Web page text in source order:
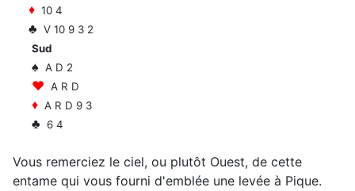
♦ 10 4
♣ V 10 9 3 2
Sud
♠ A D 2
♥ A R D
♦ A R D 9 3
♣ 6 4
Vous remerciez le ciel, ou plutôt Ouest, de cette
entame qui vous fourni d'emblée une levée à Pique.